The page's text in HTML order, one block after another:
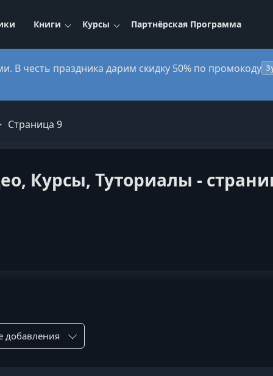
Книги Курсы Партнёрская Программа
В честь праздника дарим скидку 50% по промокоду
Страница 9
Курсы, Туториалы -
по: